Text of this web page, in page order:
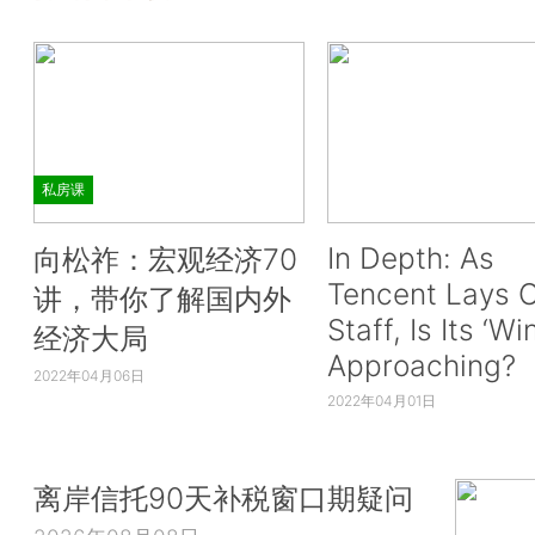
私房课
向松祚：宏观经济70
讲，带你了解国内外
经济大局
2022年04月06日
In Depth: As
Tencent Lays
Staff, Is Its
Approaching?
2022年04月01日
离岸信托90天补税窗口期疑问